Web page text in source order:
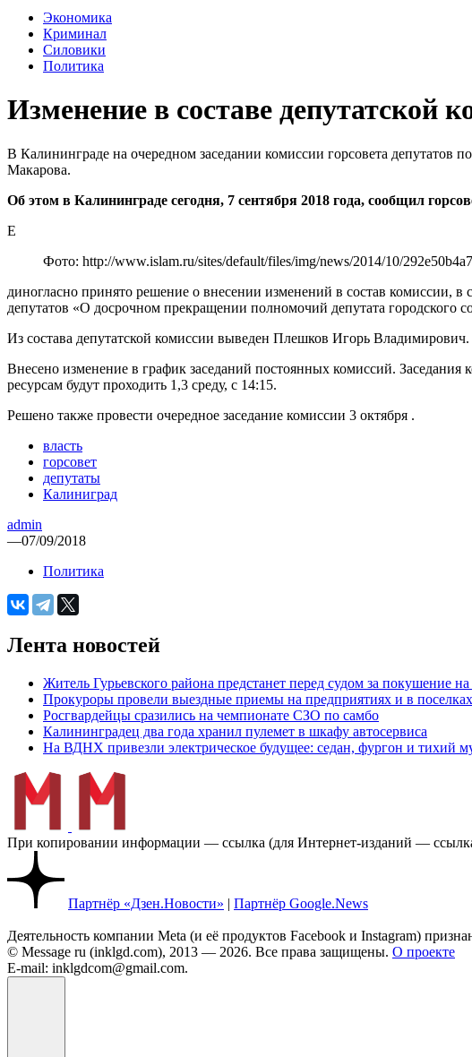
Экономика
Криминал
Силовики
Политика
Изменение в составе депутатской
В Калининграде на очередном заседании комиссии горсовета депутатов
Макарова.
Об этом в Калининграде сегодня, 7 сентября 2018 года, сообщил
Е
Фото: http://www.islam.ru/sites/default/files/img/news/2014/10/
диногласно принято решение о внесении изменений в состав комиссии, в
депутатов «О досрочном прекращении полномочий депутата городского
Из состава депутатской комиссии выведен Плешков Игорь Владимирович.
Внесено изменение в график заседаний постоянных комиссий.
ресурсам будут проходить 1,3 среду, с 14:15.
Решено также провести очередное заседание комиссии 3 октября .
власть
горсовет
депутаты
Калиниград
admin
—07/09/2018
Политика
Лента новостей
Житель Гурьевского района предстанет перед судом за покушение
Прокуроры провели выездные приемы на предприятиях и в
Росгвардейцы сразились на чемпионате СЗО по самбо
Калининградец два года хранил пулемет в шкафу автосервиса
На ВДНХ привезли электрическое будущее: седан, фургон и тихий
При копировании информации — ссылка (для Интернет-изданий —
Партнёр «Дзен.Новости» | Партнёр Google.News
Деятельность компании Meta (и её продуктов Facebook и Instagram)
© Message ru (inklgd.com), 2013 — 2026. Все права защищены. О проекте
E-mail: inklgdcom@gmail.com.